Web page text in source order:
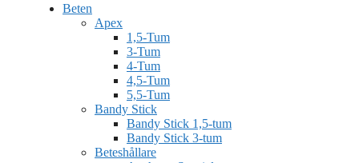
Beten
Apex
1,5-Tum
3-Tum
4-Tum
4,5-Tum
5,5-Tum
Bandy Stick
Bandy Stick 1,5-tum
Bandy Stick 3-tum
Beteshållare